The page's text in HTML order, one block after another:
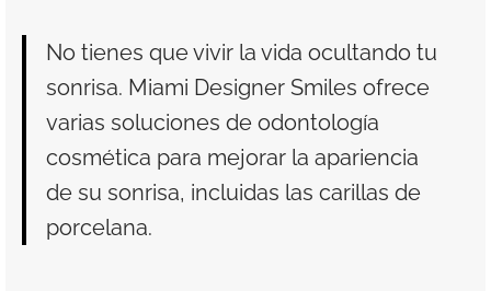
No tienes que vivir la vida ocultando tu
sonrisa. Miami Designer Smiles ofrece
varias soluciones de odontología
cosmética para mejorar la apariencia
de su sonrisa, incluidas las carillas de
porcelana.